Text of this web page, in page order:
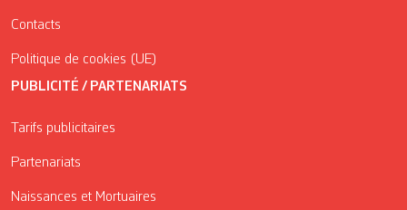
Contacts
Politique de cookies (UE)
PUBLICITÉ / PARTENARIATS
Tarifs publicitaires
Partenariats
Naissances et Mortuaires